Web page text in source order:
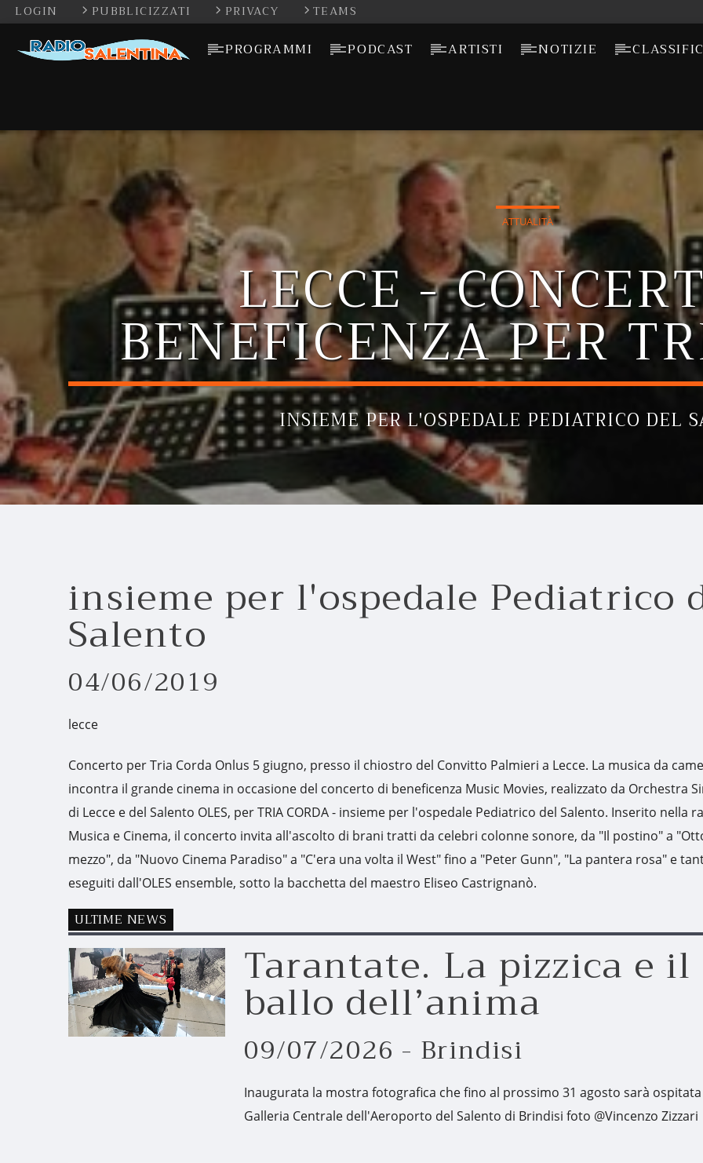
LOGIN PUBBLICIZZATI PRIVACY TEAMS
PROGRAMMI PODCAST ARTISTI NOTIZIE
ATTUALITÀ
LECCE -
BENEFICENZA PER
INSIEME PER L'OSPEDALE PEDIATRICO DEL
insieme per l'ospedale Pediatrico
Salento
04/06/2019
lecce
Concerto per Tria Corda Onlus 5 giugno, presso il chiostro del Convitto Palmieri a Lecce. La musica da
incontra il grande cinema in occasione del concerto di beneficenza Music Movies, realizzato da Orchestra
di Lecce e del Salento OLES, per TRIA CORDA - insieme per l'ospedale Pediatrico del Salento. Inserito nella
Musica e Cinema, il concerto invita all'ascolto di brani tratti da celebri colonne sonore, da "Il postino" a
mezzo", da "Nuovo Cinema Paradiso" a "C'era una volta il West" fino a "Peter Gunn", "La pantera rosa" e
eseguiti dall'OLES ensemble, sotto la bacchetta del maestro Eliseo Castrignanò.
ULTIME NEWS
Tarantate. La pizzica e il
ballo dell’anima
09/07/2026 - Brindisi
Inaugurata la mostra fotografica che fino al prossimo 31 agosto sarà
Galleria Centrale dell'Aeroporto del Salento di Brindisi foto @Vincenzo Zizzari